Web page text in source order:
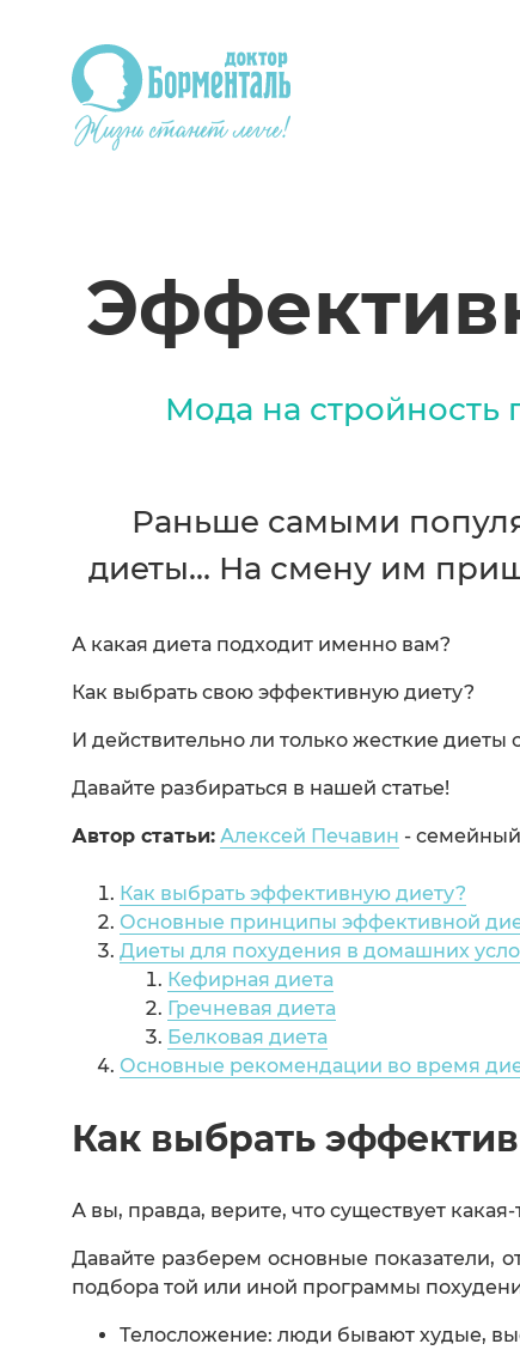
Мода на стройность
Раньше самыми
диеты… На смену им
А какая диета подходит именно вам?
Как выбрать свою эффективную диету?
И действительно ли только жесткие
Давайте разбираться в нашей статье!
Автор статьи: Алексей Печавин -
Как выбрать эффективную диету?
Основные принципы эффективной
Диеты для похудения в домашних
Кефирная диета
Гречневая диета
Белковая диета
Основные рекомендации во время
Как выбрать
А вы, правда, верите, что существует
Давайте разберем основные показатели,
подбора той или иной программы
Телосложение: люди бывают худые,